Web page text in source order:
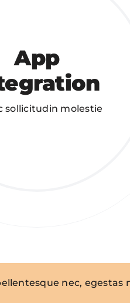
App
sollicitudin molestie
nec,